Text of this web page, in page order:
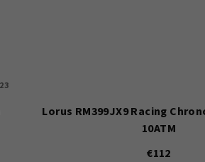
Lorus RM399JX9 Racing
10ATM
€112